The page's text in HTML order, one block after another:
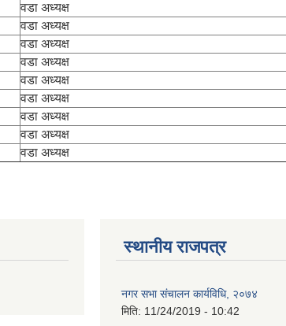
वडा अध्यक्ष
वडा अध्यक्ष
वडा अध्यक्ष
वडा अध्यक्ष
वडा अध्यक्ष
वडा अध्यक्ष
वडा अध्यक्ष
वडा अध्यक्ष
वडा अध्यक्ष
स्थानीय राजपत्र
नगर सभा संचालन कार्यविधि, २०७४
मिति: 11/24/2019 - 10:42